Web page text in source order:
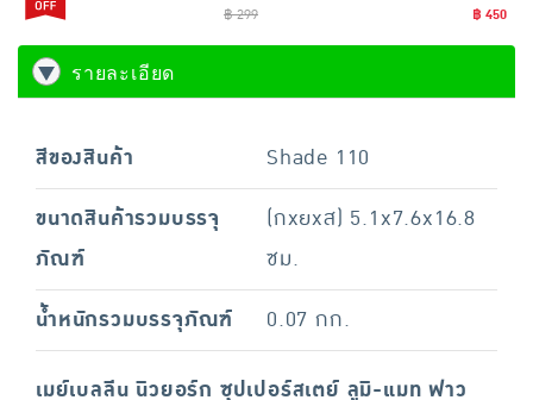
฿ 299
฿ 450
รายละเอียด
สีของสินค้า
Shade 110
ขนาดสินค้ารวมบรรจุ
ภัณฑ์
(กxยxส) 5.1x7.6x16.8
ซม.
น้ำหนักรวมบรรจุภัณฑ์
0.07 กก.
เมย์เบลลีน นิวยอร์ก ซุปเปอร์สเตย์ ลูมิ-แมท ฟาว